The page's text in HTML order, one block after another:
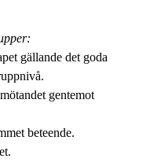
gällande det goda
gentemot
beteende.